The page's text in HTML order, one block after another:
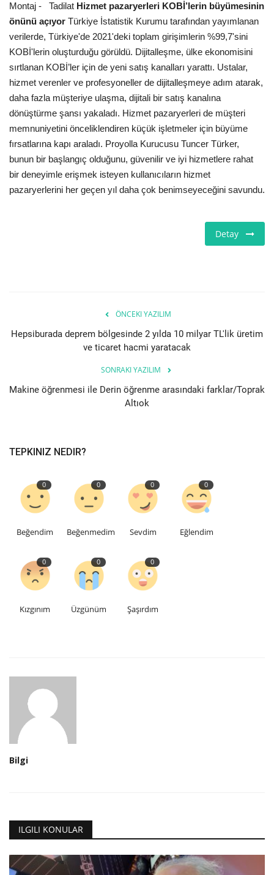
Montaj - Tadilat Hizmet pazaryerleri KOBİ’lerin büyümesinin
önünü açıyor Türkiye İstatistik Kurumu tarafından yayımlanan
verilerde, Türkiye'de 2021'deki toplam girişimlerin %99,7'sini
KOBİ'lerin oluşturduğu görüldü. Dijitalleşme, ülke ekonomisini
sırtlanan KOBİ’ler için de yeni satış kanalları yarattı. Ustalar,
hizmet verenler ve profesyoneller de dijitalleşmeye adım atarak,
daha fazla müşteriye ulaşma, dijitali bir satış kanalına
dönüştürme şansı yakaladı. Hizmet pazaryerleri de müşteri
memnuniyetini önceliklendiren küçük işletmeler için büyüme
fırsatlarına kapı araladı. Proyolla Kurucusu Tuncer Türker,
bunun bir başlangıç olduğunu, güvenilir ve iyi hizmetlere rahat
bir deneyimle erişmek isteyen kullanıcıların hizmet
pazaryerlerini her geçen yıl daha çok benimseyeceğini savundu.
Detay
ÖNCEKI YAZILIM
Hepsiburada deprem bölgesinde 2 yılda 10 milyar TL'lik üretim
ve ticaret hacmi yaratacak
SONRAKI YAZILIM
Makine öğrenmesi ile Derin öğrenme arasındaki farklar/Toprak
Altıok
TEPKINIZ NEDIR?
0
Beğendim
0
Beğenmedim
0
Sevdim
0
Eğlendim
0
Kızgınım
0
Üzgünüm
0
Şaşırdım
Bilgi
ILGILI KONULAR